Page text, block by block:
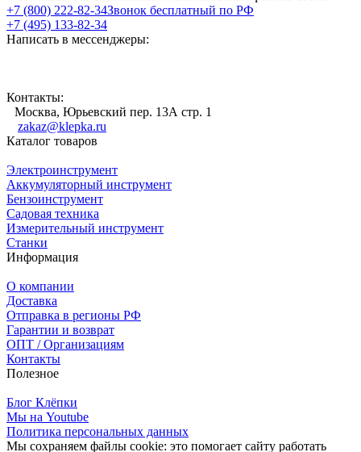
+7 (800) 222-82-34Звонок бесплатный по РФ
+7 (495) 133-82-34
Написать в мессенджеры:
Контакты:
Москва, Юрьевский пер. 13А стр. 1
zakaz@klepka.ru
Каталог товаров
Электроинструмент
Аккумуляторный инструмент
Бензоинструмент
Садовая техника
Измерительный инструмент
Станки
Информация
О компании
Доставка
Отправка в регионы РФ
Гарантии и возврат
ОПТ / Организациям
Контакты
Полезное
Блог Клёпки
Мы на Youtube
Политика персональных данных
Мы сохраняем файлы cookie: это помогает сайту работать